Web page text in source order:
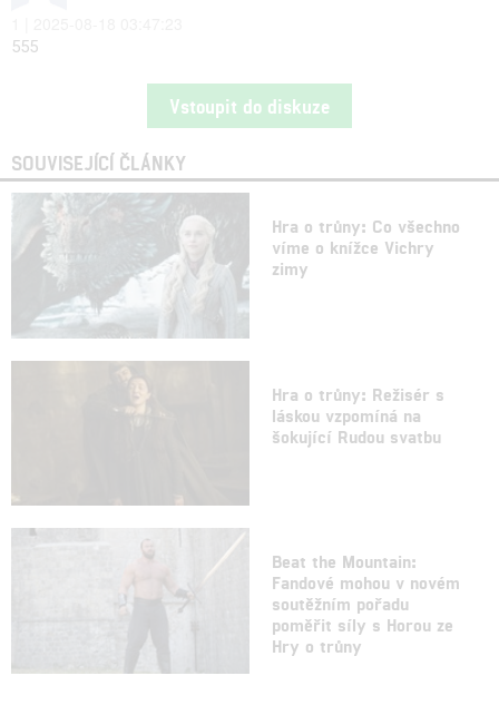
555
Vstoupit do diskuze
SOUVISEJÍCÍ ČLÁNKY
Hra o trůny: Co všechno
víme o knížce Vichry
zimy
Hra o trůny: Režisér s
láskou vzpomíná na
šokující Rudou svatbu
Beat the Mountain:
Fandové mohou v novém
soutěžním pořadu
poměřit síly s Horou ze
Hry o trůny